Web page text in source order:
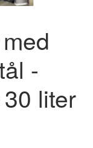
-
liter